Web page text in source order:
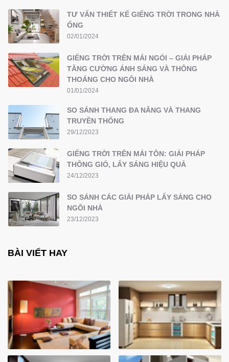
TƯ VẤN THIẾT KẾ GIẾNG TRỜI TRONG NHÀ
ỐNG
02/01/2024
GIẾNG TRỜI TRÊN MÁI NGÓI – GIẢI PHÁP
TĂNG CƯỜNG ÁNH SÁNG VÀ THÔNG
THOÁNG CHO NGÔI NHÀ
01/01/2024
SO SÁNH THANG ĐA NĂNG VÀ THANG
TRUYỀN THỐNG
29/12/2023
GIẾNG TRỜI TRÊN MÁI TÔN: GIẢI PHÁP
THÔNG GIÓ, LẤY SÁNG HIỆU QUẢ
24/12/2023
SO SÁNH CÁC GIẢI PHÁP LẤY SÁNG CHO
NGÔI NHÀ
23/12/2023
BÀI VIẾT HAY